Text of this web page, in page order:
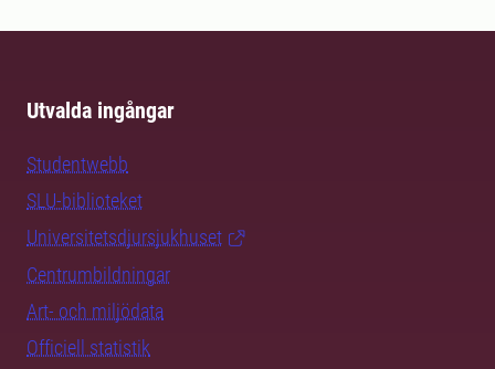
Utvalda ingångar
Studentwebb
SLU-biblioteket
Universitetsdjursjukhuset
Centrumbildningar
Art- och miljödata
Officiell statistik